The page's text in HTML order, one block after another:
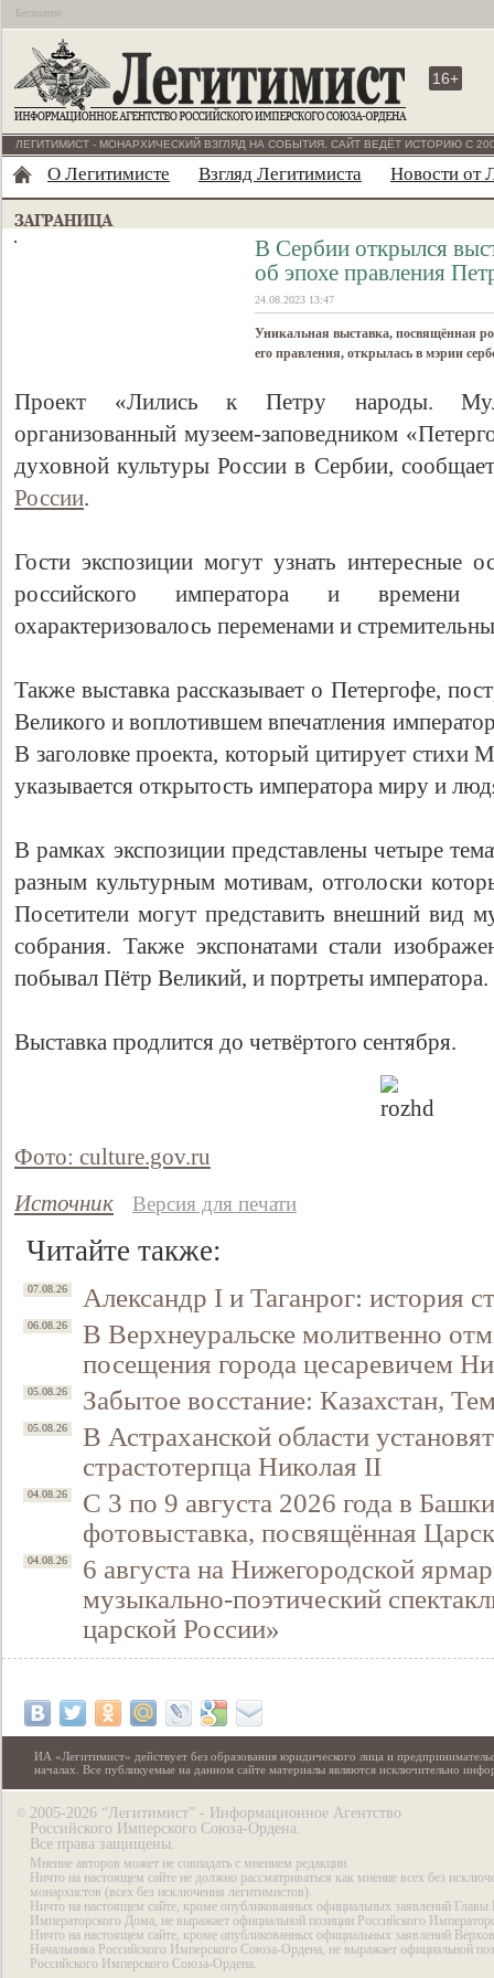
Бесплатно
16+
ЛЕГИТИМИСТ - МОНАРХИЧЕСКИЙ ВЗГЛЯД НА СОБЫТИЯ. САЙТ ВЕДЁТ ИСТОРИЮ С
О Легитимисте Взгляд Легитимиста Новости от
В Сербии открылся
об эпохе правления
24.08.2023 13:47
Уникальная выставка, посвящённая
его правления, открылась в мэрии
Проект «Лились к Петру народы.
организованный музеем-заповедником
духовной культуры России в Сербии,
России.
Гости экспозиции могут узнать интересные
российского императора и времени
охарактеризовалось переменами и
Также выставка рассказывает о Петергофе,
Великого и воплотившем впечатления
В заголовке проекта, который цитирует
указывается открытость императора миру и
В рамках экспозиции представлены четыре
разным культурным мотивам, отголоски
Посетители могут представить внешний вид
собрания. Также экспонатами стали
побывал Пётр Великий, и портреты императора.
Выставка продлится до четвёртого сентября.
Фото: culture.gov.ru
Источник
Версия для печати
Читайте также:
07.08.26 Александр I и Таганрог: история
06.08.26
В Верхнеуральске молитвенно
посещения города цесаревичем
05.08.26 Забытое восстание: Казахстан,
05.08.26
В Астраханской области
страстотерпца Николая II
04.08.26
С 3 по 9 августа 2026 года в
фотовыставка, посвящённая
04.08.26
6 августа на Нижегородской
музыкально-поэтический
царской России»
ИА «Легитимист» действует без образования юридического лица и
началах. Все публикуемые на данном сайте материалы являются исключительно
© 2005-2026 “Легитимист” - Информационное Агентство
Российского Имперского Союза-Ордена.
Все права защищены.
Мнение авторов может не совпадать с мнением редакции.
Ничто на настоящем сайте не должно рассматриваться как мнение всех без
монархистов (всех без исключения легитимистов).
Ничто на настоящем сайте, кроме опубликованных официальных заявлений Главы
Императорского Дома, не выражает официальной позиции Российского
Ничто на настоящем сайте, кроме опубликованных официальных заявлений
Начальника Российского Имперского Союза-Ордена, не выражает официальной
Российского Имперского Союза-Ордена.